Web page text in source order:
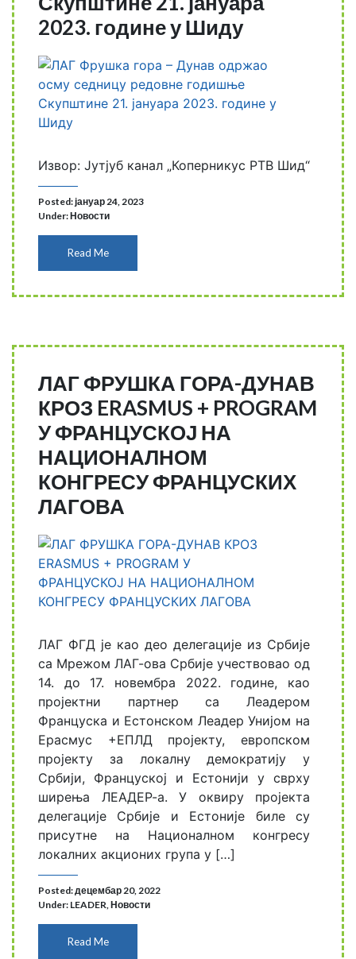
2023. године у Шиду
Извор: Јутјуб канал „Коперникус РТВ Шид“
Posted: јануар 24, 2023
Under:Новости
Read Me
ЛАГ ФРУШКА ГОРА-ДУНАВ
КРОЗ ERASMUS + PROGRAM
У ФРАНЦУСКОЈ НА
НАЦИОНАЛНОМ
КОНГРЕСУ ФРАНЦУСКИХ
ЛАГОВА
ЛАГ ФГД је као део делегације из Србије
са Мрежом ЛАГ-ова Србије учествовао од
14. до 17. новембра 2022. године, као
пројектни партнер са Леадером
Француска и Естонском Леадер Унијом на
Ерасмус +ЕПЛД пројекту, европском
пројекту за локалну демократију у
Србији, Француској и Естонији у сврху
ширења ЛЕАДЕР-а. У оквиру пројекта
делегације Србије и Естоније биле су
присутне на Националном конгресу
локалних акционих група у […]
Posted: децембар 20, 2022
Under: LEADER,Новости
Read Me